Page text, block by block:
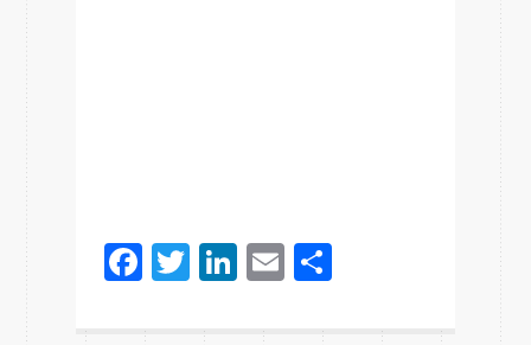
Facebook
Twitter
LinkedIn
Email